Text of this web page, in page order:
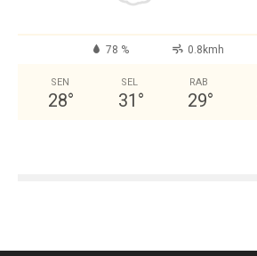
78 % 0.8kmh
SEN
28°
SEL
31 °
RAB
29°